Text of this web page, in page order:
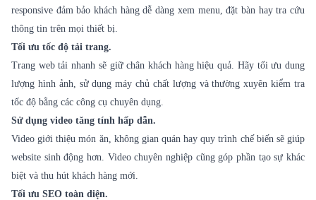
responsive đảm bảo khách hàng dễ dàng xem menu, đặt bàn hay tra cứu
thông tin trên mọi thiết bị.
Tối ưu tốc độ tải trang.
Trang web tải nhanh sẽ giữ chân khách hàng hiệu quả. Hãy tối ưu dung
lượng hình ảnh, sử dụng máy chủ chất lượng và thường xuyên kiểm tra
tốc độ bằng các công cụ chuyên dụng.
Sử dụng video tăng tính hấp dẫn.
Video giới thiệu món ăn, không gian quán hay quy trình chế biến sẽ giúp
website sinh động hơn. Video chuyên nghiệp cũng góp phần tạo sự khác
biệt và thu hút khách hàng mới.
Tối ưu SEO toàn diện.